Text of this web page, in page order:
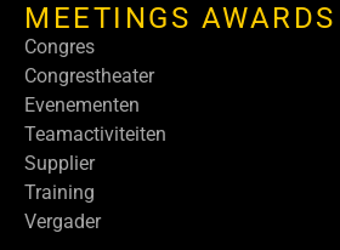
MEETINGS AWARDS
Congres
Congrestheater
Evenementen
Teamactiviteiten
Supplier
Training
Vergader